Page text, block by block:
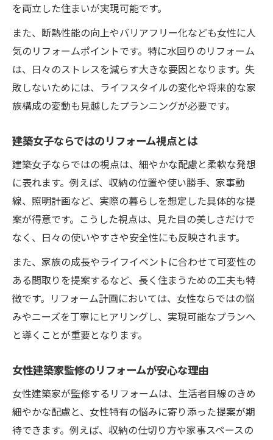
訣
北欧風リフォームが生む快適空間の魅力
北欧リフォームで温もりある空間を実現
女性用リフォームで叶う北欧デザインの工
夫
リフォームイメージ図で描く北欧風の暮ら
北欧リフォームが女性に人気の理由とは
建築女子が選ぶ北欧リフォームのポイント
500万円以内で実現する賢いリフォーム計画
リフォーム費用内訳と賢い優先順位の決め
一括見積もりでリフォーム費用を比較検討
女性向けリフォームで失敗しない予算管理
術
賢い女性が選ぶリフォーム時の節約ポイン
リフォーム時期選びで失敗しないコツとは
リフォームに最適な時期とNG期間の選び方
2025年リフォームの避けるべき時期を解説
盛夏・厳冬期や三隣亡の日を避ける理由
を両立した住まいが実現可能です。
また、断熱性能の向上やバリアフリー化なども女性に人
気のリフォームポイントです。特に水回りのリフォーム
は、日々のストレスを減らす大きな要因となります。失
敗しないためには、ライフスタイルの変化や将来的な家
族構成の変動も見越したプランニングが必要です。
建築女子ならではのリフォーム視点とは
建築女子ならではの視点は、細やかな配慮と柔軟な発想
に表れます。例えば、収納の位置や使い勝手、家事動
線、照明計画など、実際の暮らしを想定した具体的な提
案が得意です。こうした視点は、見た目の美しさだけで
なく、日々の使いやすさや安全性にも反映されます。
また、家族の成長やライフイベントに合わせて可変性の
ある間取りを提案するなど、長く住まうための工夫も特
徴です。リフォーム計画においては、女性ならではの悩
みやニーズを丁寧にヒアリングし、実現可能なプランへ
と導くことが重要となります。
女性建築家監修のリフォームが安心な理由
女性建築家が監修するリフォームは、生活者目線のきめ
細やかな配慮と、女性特有の悩みに寄り添った提案が期
待できます。例えば、収納の仕切り方や家事スペースの